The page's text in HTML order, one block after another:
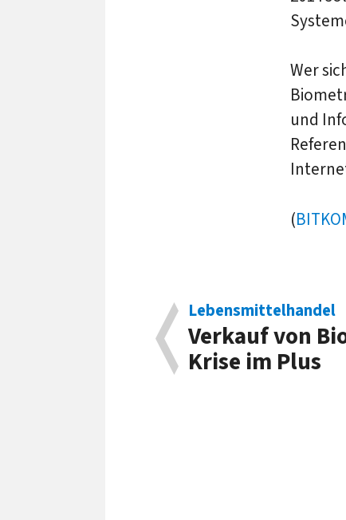
Wer
und
(
Lebensmittelhandel
Verkauf von
Krise im Plus